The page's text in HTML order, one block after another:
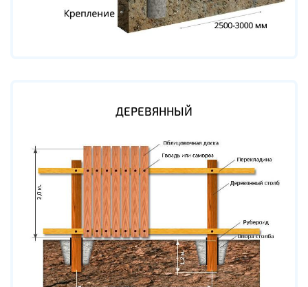
ДЕРЕВЯННЫЙ